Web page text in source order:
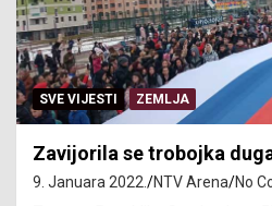
SVE VIJESTI ZEMLJA
Zavijorila se trobojka
9. Januara 2022. NTV Arena No